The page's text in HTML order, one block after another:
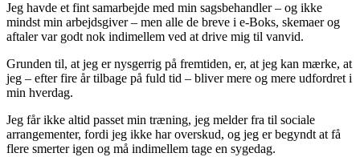
Jeg havde et fint samarbejde med min sagsbehandler – og ikke
mindst min arbejdsgiver – men alle de breve i e-Boks, skemaer og
aftaler var godt nok indimellem ved at drive mig til vanvid.
Grunden til, at jeg er nysgerrig på fremtiden, er, at jeg kan mærke, at
jeg – efter fire år tilbage på fuld tid – bliver mere og mere udfordret i
min hverdag.
Jeg får ikke altid passet min træning, jeg melder fra til sociale
arrangementer, fordi jeg ikke har overskud, og jeg er begyndt at få
flere smerter igen og må indimellem tage en sygedag.